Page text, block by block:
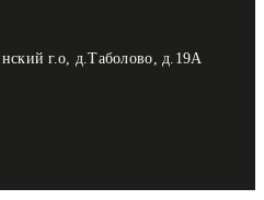
г.о, д.Таболово, д.19А